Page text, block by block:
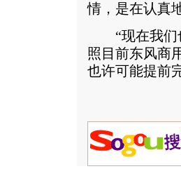
情，是在认真
“现在我们也
照目前东风商
也许可能提前